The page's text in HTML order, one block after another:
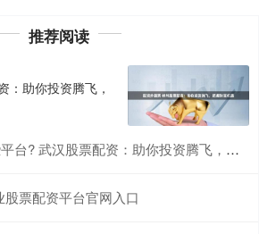
推荐阅读
：助你投资腾飞，
? 武汉股票配资：助你投资腾飞，轻松获利
票配资平台官网入口